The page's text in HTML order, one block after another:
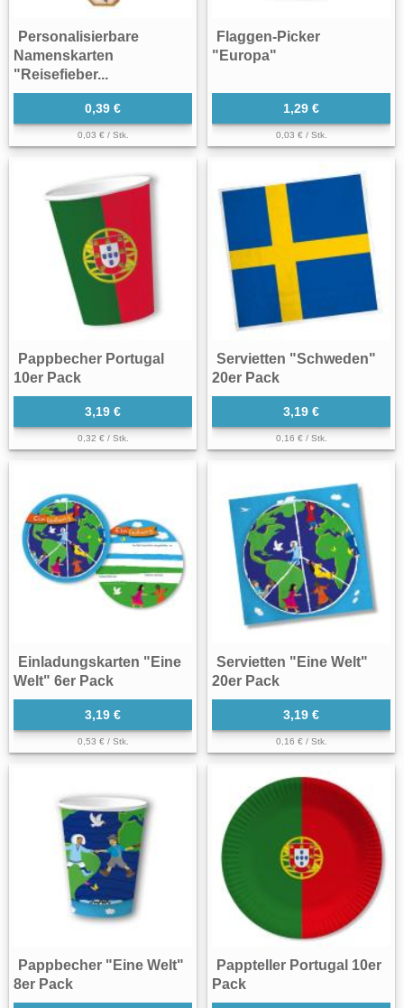
Personalisierbare
Namenskarten
"Reisefieber...
0,39 €
0,03 € / Stk.
Flaggen-Picker
"Europa"
1,29 €
0,03 € / Stk.
Pappbecher Portugal
10er Pack
3,19 €
0,32 € / Stk.
Servietten "Schweden"
20er Pack
3,19 €
0,16 € / Stk.
Einladungskarten "Eine
Welt" 6er Pack
3,19 €
0,53 € / Stk.
Servietten "Eine Welt"
20er Pack
3,19 €
0,16 € / Stk.
Pappbecher "Eine Welt"
8er Pack
Pappteller Portugal 10er
Pack